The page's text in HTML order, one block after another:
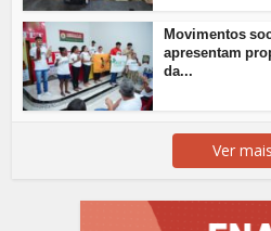
Movimentos
apresentam
da...
Ver mais